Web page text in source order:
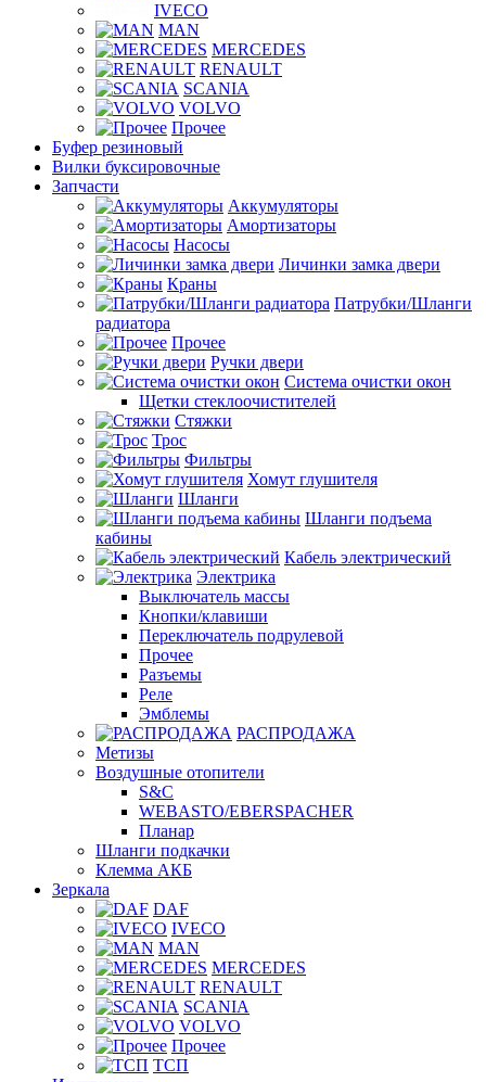
IVECO
MAN
MERCEDES
RENAULT
SCANIA
VOLVO
Прочее
Буфер резиновый
Вилки буксировочные
Запчасти
Аккумуляторы
Амортизаторы
Насосы
Личинки замка двери
Краны
Патрубки/Шланги
радиатора
Прочее
Ручки двери
Система очистки окон
Щетки стеклоочистителей
Стяжки
Трос
Фильтры
Хомут глушителя
Шланги
Шланги подъема
кабины
Кабель электрический
Электрика
Выключатель массы
Кнопки/клавиши
Переключатель подрулевой
Прочее
Разъемы
Реле
Эмблемы
РАСПРОДАЖА
Метизы
Воздушные отопители
S&C
WEBASTO/EBERSPACHER
Планар
Шланги подкачки
Клемма АКБ
Зеркала
DAF
IVECO
MAN
MERCEDES
RENAULT
SCANIA
VOLVO
Прочее
ТСП